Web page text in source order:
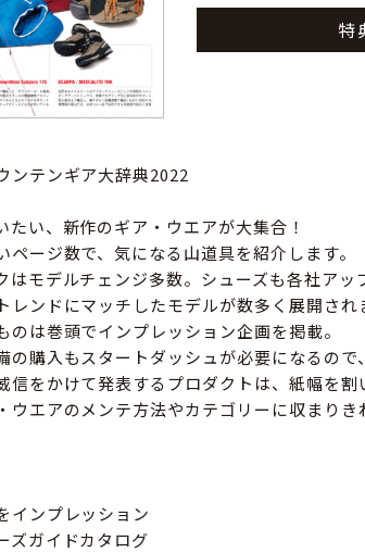
特
テンギア大辞典2022
たい、新作のギア・ウエアが大集合！
ページ数で、気になる山道具を紹介します。
はモデルチェンジ多数。シューズも各社アッ
レンドにマッチしたモデルが数多く展開され
のは巻頭でインプレッション企画を掲載。
の購入もスタートダッシュが必要になるので
信をかけて発表するプロダクトは、紙幅を割
ウエアのメンテ方法やカテゴリーに収まり
インプレッション
ズガイドカタログ